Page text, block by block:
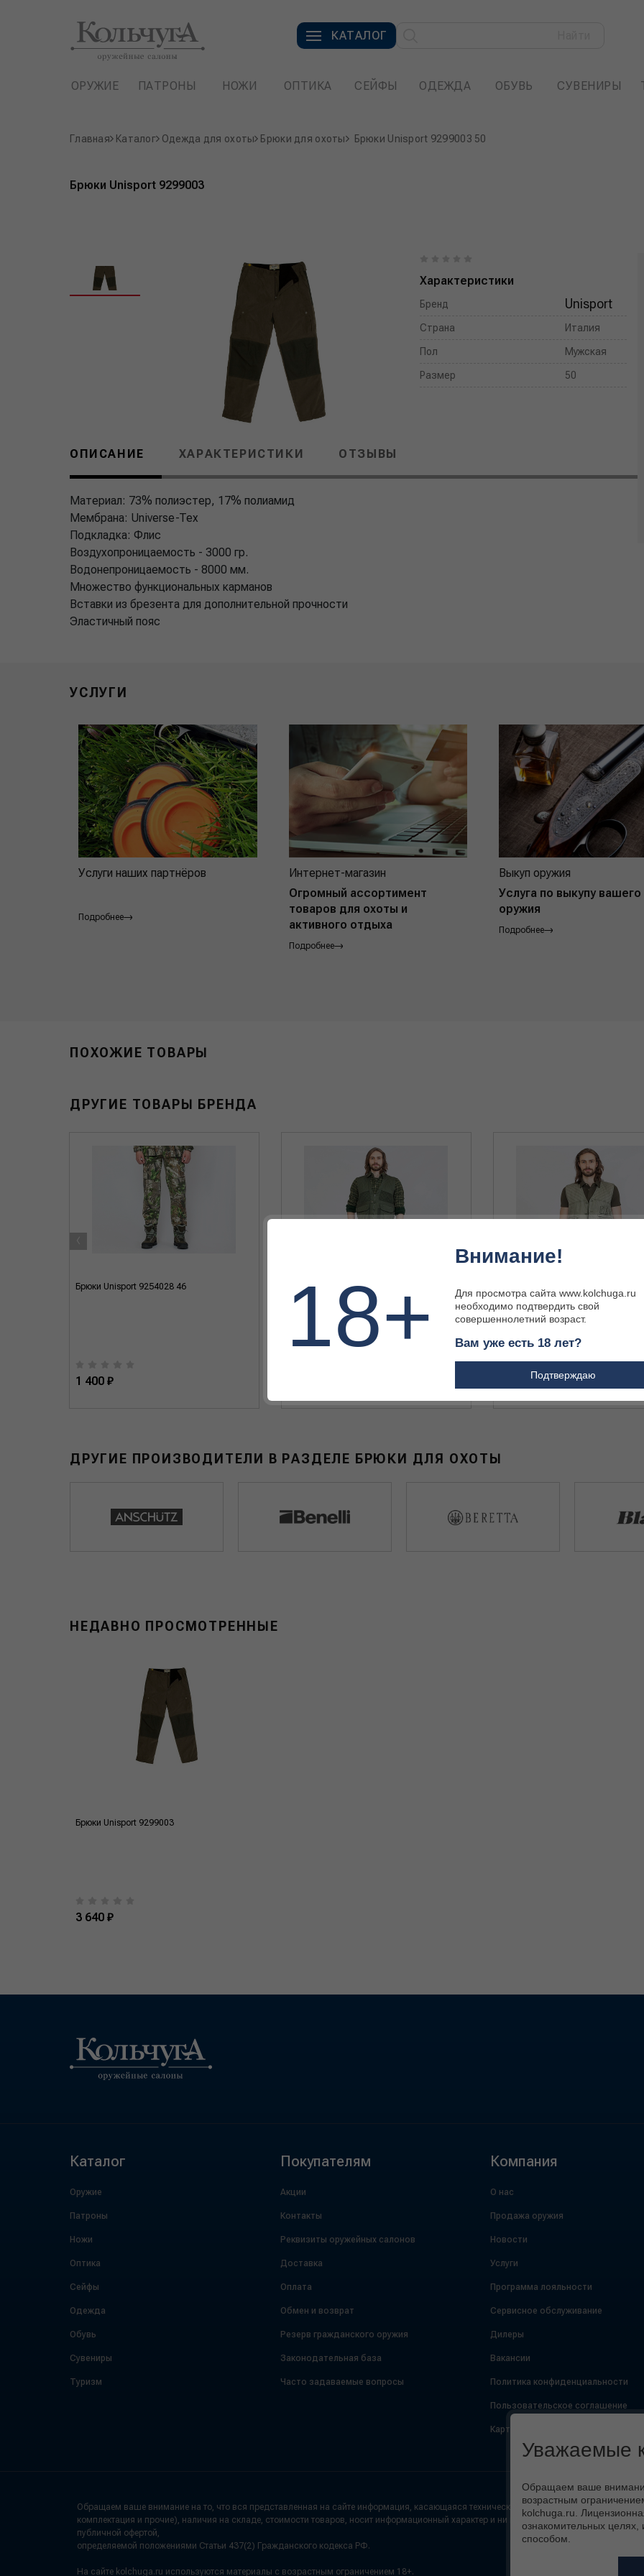
КАТАЛОГ
ОРУЖИЕ ПАТРОНЫ НОЖИ ОПТИКА СЕЙФЫ ОДЕЖДА ОБУВЬ СУВЕНИРЫ
Главная Каталог Одежда для охоты Брюки для охоты Брюки Unisport 9299003 50
Брюки Unisport 9299003
Характеристики
Бренд Unisport
Страна Италия
Пол Мужская
Размер 50
ОПИСАНИЕ ХАРАКТЕРИСТИКИ ОТЗЫВЫ
Материал: 73% полиэстер, 17% полиамид
Мембрана: Universe-Tex
Подкладка: Флис
Воздухопроницаемость - 3000 гр.
Водонепроницаемость - 8000 мм.
Множество функциональных карманов
Вставки из брезента для дополнительной прочности
Эластичный пояс
УСЛУГИ
Услуги наших партнёров
Подробнее
Интернет-магазин
Огромный ассортимент
товаров для охоты и
активного отдыха
Подробнее
Выкуп оружия
Услуга по выкупу вашего
оружия
Подробнее
ПОХОЖИЕ ТОВАРЫ
ДРУГИЕ ТОВАРЫ БРЕНДА
Брюки Unisport 9254028 46
1 400 ₽
Жилет Unisport 9306003 48
1 750 ₽
‹
ДРУГИЕ ПРОИЗВОДИТЕЛИ В РАЗДЕЛЕ БРЮКИ ДЛЯ ОХОТЫ
НЕДАВНО ПРОСМОТРЕННЫЕ
Брюки Unisport 9299003
3 640 ₽
Каталог
Оружие
Патроны
Ножи
Оптика
Сейфы
Одежда
Обувь
Сувениры
Туризм
Покупателям
Акции
Контакты
Реквизиты оружейных салонов
Доставка
Оплата
Обмен и возврат
Резерв гражданского оружия
Законодательная база
Часто задаваемые вопросы
Компания
О нас
Продажа оружия
Новости
Услуги
Программа лояльности
Сервисное обслуживание
Дилеры
Вакансии
Политика конфиденциальности
Пользовательское соглашение
Карта сайта
Обращаем ваше внимание на то, что вся представленная на сайте информация, касающаяся технических характеристик (цвет, внешний
комплектация и прочие), наличия на складе, стоимости товаров, носит информационный характер и ни при каких условиях не является
публичной офертой,
определяемой положениями Статьи 437(2) Гражданского кодекса РФ.
На сайте kolchuga.ru используются материалы с возрастным ограничением 18+.
18+
Внимание!
Для просмотра сайта www.kolchuga.ru
необходимо подтвердить свой
совершеннолетний возраст.
Вам уже есть 18 лет?
Подтверждаю
Уважаемые
Обращаем ваше
возрастным
kolchuga.ru.
ознакомительных
способом.